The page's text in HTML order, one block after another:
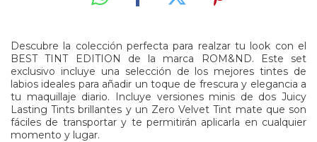
Descubre la colección perfecta para realzar tu look con el
BEST TINT EDITION de la marca ROM&ND. Este set
exclusivo incluye una selección de los mejores tintes de
labios ideales para añadir un toque de frescura y elegancia a
tu maquillaje diario. Incluye versiones minis de dos Juicy
Lasting Tints brillantes y un Zero Velvet Tint mate que son
fáciles de transportar y te permitirán aplicarla en cualquier
momento y lugar.